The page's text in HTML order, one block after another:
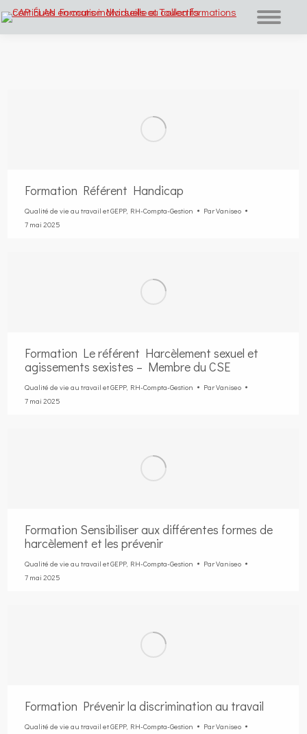
Formation Référent Handicap
Qualité de vie au travail et GEPP, RH-Compta-Gestion ParVaniseo
7 mai 2025
Formation Le référent Harcèlement sexuel et
agissements sexistes – Membre du CSE
Qualité de vie au travail et GEPP, RH-Compta-Gestion ParVaniseo
7 mai 2025
Formation Sensibiliser aux différentes formes de
harcèlement et les prévenir
Qualité de vie au travail et GEPP, RH-Compta-Gestion ParVaniseo
7 mai 2025
Formation Prévenir la discrimination au travail
Qualité de vie au travail et GEPP, RH-Compta-Gestion ParVaniseo